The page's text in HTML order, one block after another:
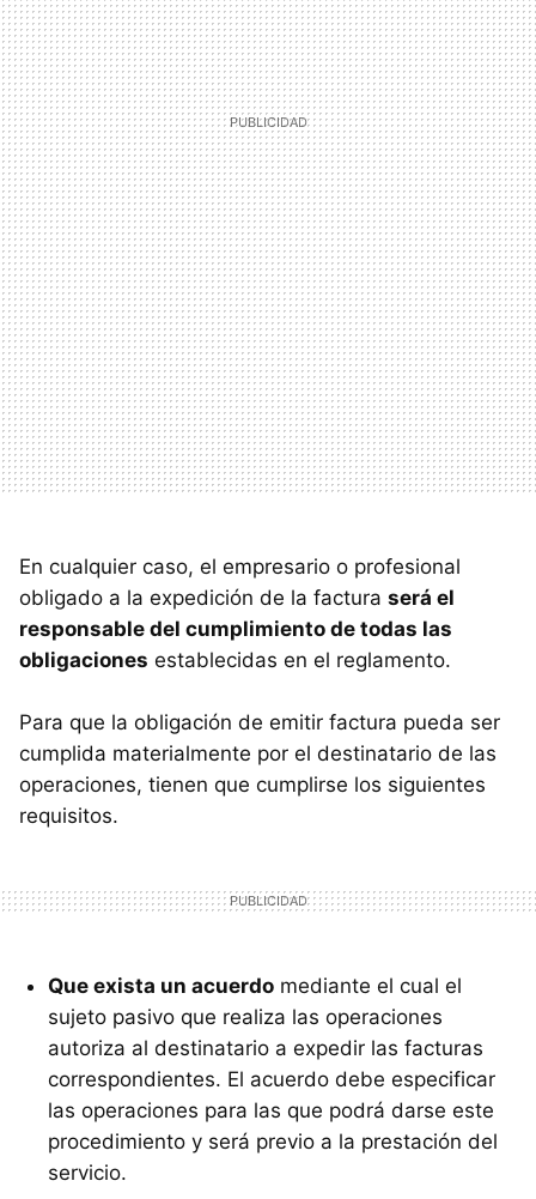
En cualquier caso, el empresario o profesional
obligado a la expedición de la factura será el
responsable del cumplimiento de todas las
obligaciones establecidas en el reglamento.
Para que la obligación de emitir factura pueda ser
cumplida materialmente por el destinatario de las
operaciones, tienen que cumplirse los siguientes
requisitos.
Que exista un acuerdo mediante el cual el
sujeto pasivo que realiza las operaciones
autoriza al destinatario a expedir las facturas
correspondientes. El acuerdo debe especificar
las operaciones para las que podrá darse este
procedimiento y será previo a la prestación del
servicio.